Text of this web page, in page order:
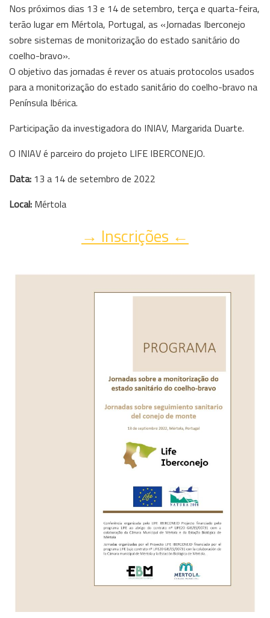
Nos próximos dias 13 e 14 de setembro, terça e quarta-feira,
terão lugar em Mértola, Portugal, as «Jornadas Iberconejo
sobre sistemas de monitorização do estado sanitário do
coelho-bravo».
O objetivo das jornadas é rever os atuais protocolos usados
para a monitorização do estado sanitário do coelho-bravo na
Península Ibérica.
Participação da investigadora do INIAV, Margarida Duarte.
O INIAV é parceiro do projeto LIFE IBERCONEJO.
Data: 13 a 14 de setembro de 2022
Local: Mértola
→ Inscrições ←